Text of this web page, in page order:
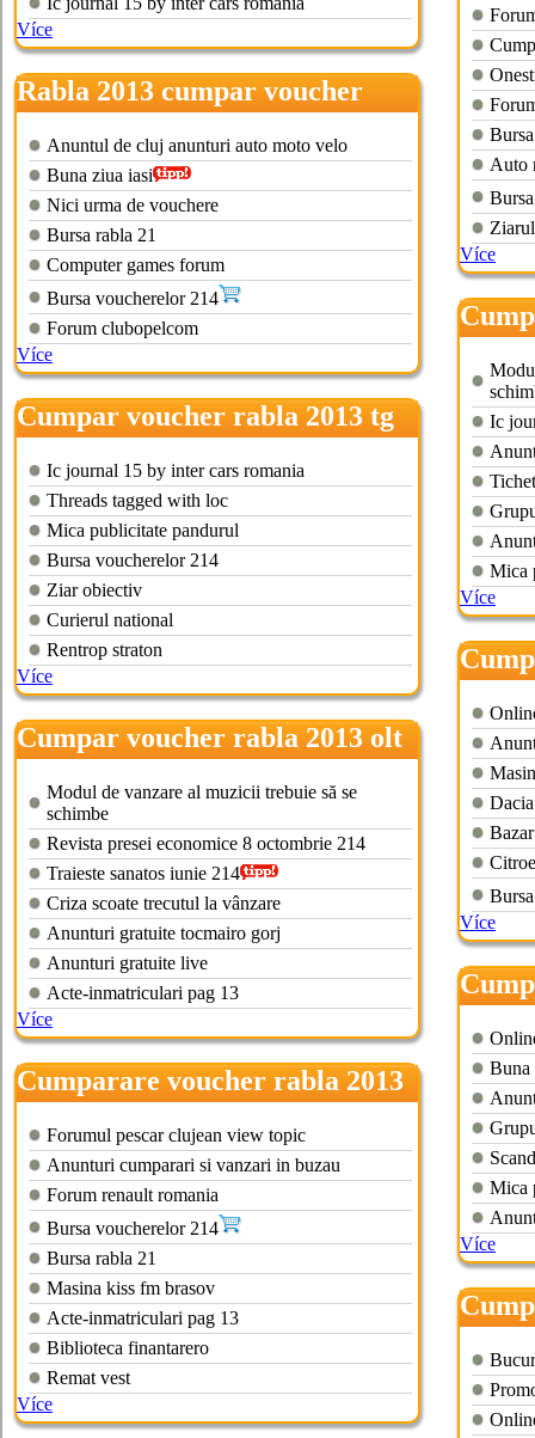
Více
Rabla 2013 cumpar voucher
Anuntul de cluj anunturi auto moto velo
Buna ziua iasi
Nici urma de vouchere
Bursa rabla 21
Computer games forum
Bursa voucherelor 214
Forum clubopelcom
Více
Cumpar voucher rabla 2013 tg
jiu
Ic journal 15 by inter cars romania
Threads tagged with loc
Mica publicitate pandurul
Bursa voucherelor 214
Ziar obiectiv
Curierul national
Rentrop straton
Více
Cumpar voucher rabla 2013 olt
Modul de vanzare al muzicii trebuie să se
schimbe
Revista presei economice 8 octombrie 214
Traieste sanatos iunie 214
Criza scoate trecutul la vânzare
Anunturi gratuite tocmairo gorj
Anunturi gratuite live
Acte-inmatriculari pag 13
Více
Cumparare voucher rabla 2013
Forumul pescar clujean view topic
Anunturi cumparari si vanzari in buzau
Forum renault romania
Bursa voucherelor 214
Bursa rabla 21
Masina kiss fm brasov
Acte-inmatriculari pag 13
Biblioteca finantarero
Remat vest
Více
Auto
Více
Ic
Mica
Více
Více
Buna
Mica
Více
galati